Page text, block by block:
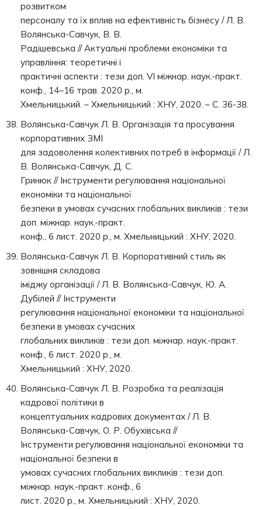
розвитком
персоналу та їх вплив на ефективність бізнесу / Л. В.
Волянська-Савчук, В. В.
Радішевська // Актуальні проблеми економіки та
управління: теоретичні і
практичні аспекти : тези доп. VI міжнар. наук.-практ.
конф., 14–16 трав. 2020 р., м.
Хмельницький. – Хмельницький : ХНУ, 2020. – С. 36-38.
Волянська-Савчук Л. В. Організація та просування
корпоративних ЗМІ
для задоволення колективних потреб в інформації / Л.
В. Волянська-Савчук, Д. С.
Гринюк // Інструменти регулювання національної
економіки та національної
безпеки в умовах сучасних глобальних викликів : тези
доп. міжнар. наук.-практ.
конф., 6 лист. 2020 р., м. Хмельницький : ХНУ, 2020.
Волянська-Савчук Л. В. Корпоративний стиль як
зовнішня складова
іміджу організації / Л. В. Волянська-Савчук, Ю. А.
Дубілей // Інструменти
регулювання національної економіки та національної
безпеки в умовах сучасних
глобальних викликів : тези доп. міжнар. наук.-практ.
конф., 6 лист. 2020 р., м.
Хмельницький : ХНУ, 2020.
Волянська-Савчук Л. В. Розробка та реалізація
кадрової політики в
концептуальних кадрових документах / Л. В.
Волянська-Савчук, О. Р. Обухівська //
Інструменти регулювання національної економіки та
національної безпеки в
умовах сучасних глобальних викликів : тези доп.
міжнар. наук.-практ. конф., 6
лист. 2020 р., м. Хмельницький : ХНУ, 2020.